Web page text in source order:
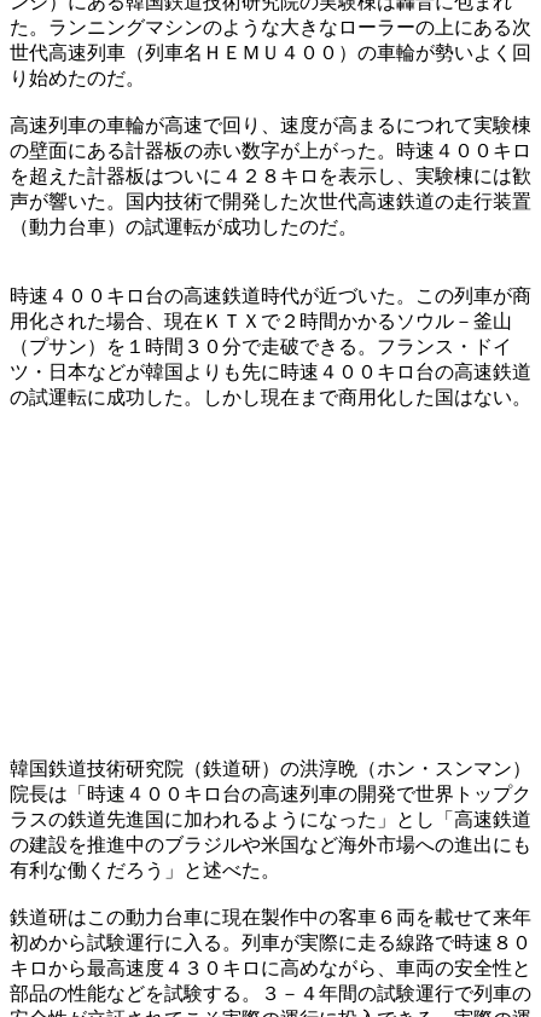
た。ランニングマシンのような大きなローラーの上にある次
世代高速列車（列車名ＨＥＭＵ４００）の車輪が勢いよく回
り始めたのだ。
高速列車の車輪が高速で回り、速度が高まるにつれて実験棟
の壁面にある計器板の赤い数字が上がった。時速４００キロ
を超えた計器板はついに４２８キロを表示し、実験棟には歓
声が響いた。国内技術で開発した次世代高速鉄道の走行装置
（動力台車）の試運転が成功したのだ。
時速４００キロ台の高速鉄道時代が近づいた。この列車が商
用化された場合、現在ＫＴＸで２時間かかるソウル－釜山
（プサン）を１時間３０分で走破できる。フランス・ドイ
ツ・日本などが韓国よりも先に時速４００キロ台の高速鉄道
の試運転に成功した。しかし現在まで商用化した国はない。
韓国鉄道技術研究院（鉄道研）の洪淳晩（ホン・スンマン）
院長は「時速４００キロ台の高速列車の開発で世界トップク
ラスの鉄道先進国に加われるようになった」とし「高速鉄道
の建設を推進中のブラジルや米国など海外市場への進出にも
有利な働くだろう」と述べた。
鉄道研はこの動力台車に現在製作中の客車６両を載せて来年
初めから試験運行に入る。列車が実際に走る線路で時速８０
キロから最高速度４３０キロに高めながら、車両の安全性と
部品の性能などを試験する。３－４年間の試験運行で列車の